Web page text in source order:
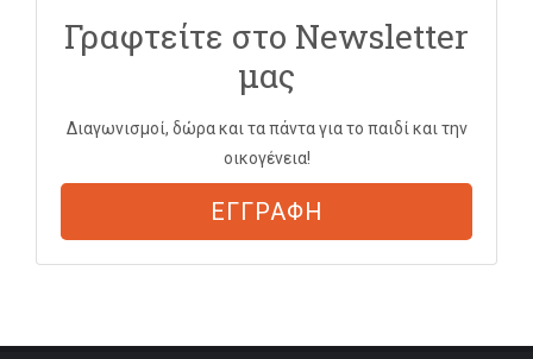
Γραφτείτε στο Newsletter
μας
Διαγωνισμοί, δώρα και τα πάντα για το παιδί και την
οικογένεια!
ΕΓΓΡΑΦΗ